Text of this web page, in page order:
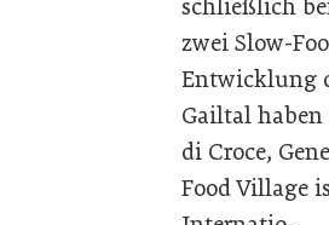
schließlich
zwei Slow-
Entwicklung
Gailtal haben
di Croce,
Food Village